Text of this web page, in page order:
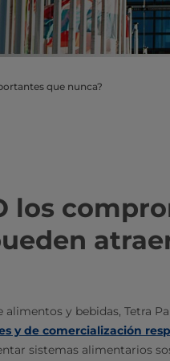
que nunca?
los
y bebidas, Tetra
y de comercialización
sistemas alimentarios